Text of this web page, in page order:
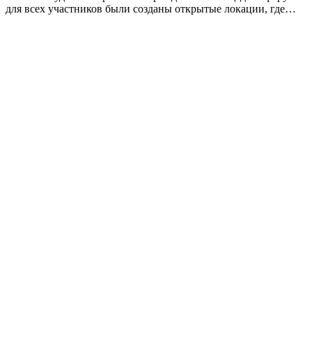
для всех участников были созданы открытые локации, где…